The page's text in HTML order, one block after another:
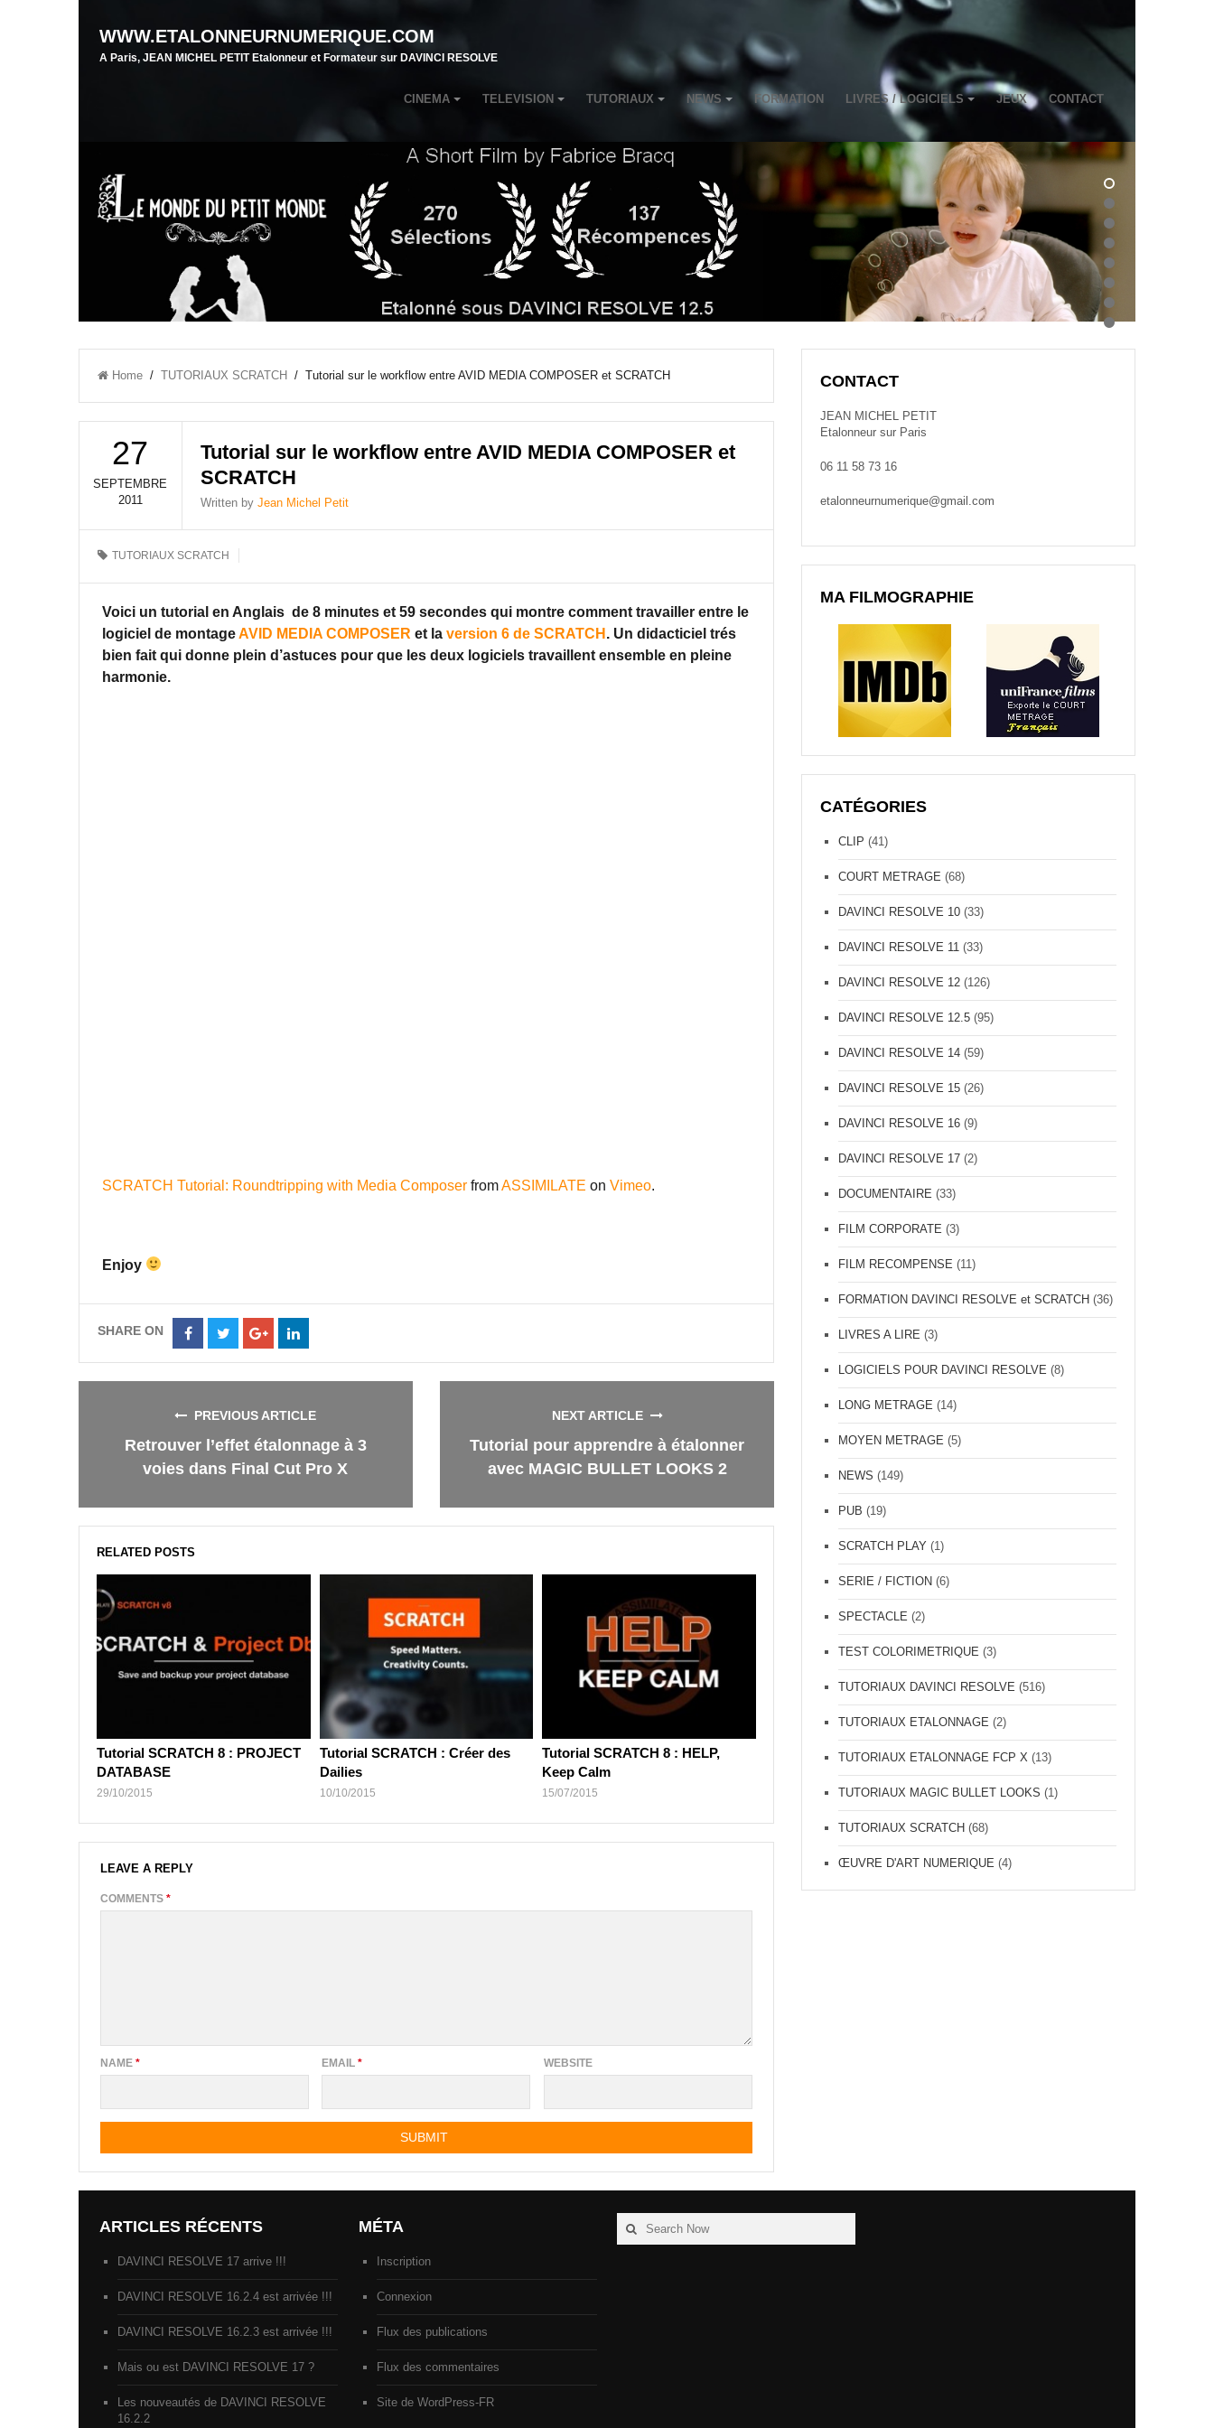
WWW.ETALONNEURNUMERIQUE.COM
A Paris, JEAN MICHEL PETIT Etalonneur et Formateur sur DAVINCI RESOLVE
CINEMA TELEVISION TUTORIAUX NEWS FORMATION LIVRES / LOGICIELS JEUX CONTACT
Home / TUTORIAUX SCRATCH / Tutorial sur le workflow entre AVID MEDIA COMPOSER et SCRATCH
27
SEPTEMBRE
2011
Tutorial sur le workflow entre AVID MEDIA COMPOSER et
SCRATCH
Written by Jean Michel Petit
TUTORIAUX SCRATCH
Voici un tutorial en Anglais de 8 minutes et 59 secondes qui montre comment travailler entre le
logiciel de montageAVID MEDIA COMPOSER et la version 6 de SCRATCH . Un didacticiel trés
bien fait qui donne plein d’astuces pour que les deux logiciels travaillent ensemble en pleine
harmonie.
SCRATCH Tutorial: Roundtripping with Media Composer fromASSIMILATE on Vimeo.
Enjoy
SHARE ON
Share
Facebook
Share
Twitter
Share
Google+LinkedIn
PREVIOUS ARTICLE
Retrouver l’effet étalonnage à 3
voies dans Final Cut Pro X
NEXT ARTICLE
Tutorial pour apprendre à étalonner
avec MAGIC BULLET LOOKS 2
RELATED POSTS
Tutorial SCRATCH 8 : PROJECT
DATABASE
29/10/2015
Tutorial SCRATCH : Créer des
Dailies
10/10/2015
Tutorial SCRATCH 8 : HELP,
Keep Calm
15/07/2015
LEAVE A REPLY
COMMENTS*
NAME* EMAIL* WEBSITE
CONTACT
JEAN MICHEL PETIT
Etalonneur sur Paris
06 11 58 73 16
etalonneurnumerique@gmail.com
MA FILMOGRAPHIE
CATÉGORIES
CLIP (41)
COURT METRAGE (68)
DAVINCI RESOLVE 10 (33)
DAVINCI RESOLVE 11 (33)
DAVINCI RESOLVE 12 (126)
DAVINCI RESOLVE 12.5 (95)
DAVINCI RESOLVE 14 (59)
DAVINCI RESOLVE 15 (26)
DAVINCI RESOLVE 16 (9)
DAVINCI RESOLVE 17 (2)
DOCUMENTAIRE (33)
FILM CORPORATE (3)
FILM RECOMPENSE (11)
FORMATION DAVINCI RESOLVE et SCRATCH (36)
LIVRES A LIRE (3)
LOGICIELS POUR DAVINCI RESOLVE (8)
LONG METRAGE (14)
MOYEN METRAGE (5)
NEWS (149)
PUB (19)
SCRATCH PLAY (1)
SERIE / FICTION (6)
SPECTACLE (2)
TEST COLORIMETRIQUE (3)
TUTORIAUX DAVINCI RESOLVE (516)
TUTORIAUX ETALONNAGE (2)
TUTORIAUX ETALONNAGE FCP X (13)
TUTORIAUX MAGIC BULLET LOOKS (1)
TUTORIAUX SCRATCH (68)
ŒUVRE D'ART NUMERIQUE (4)
ARTICLES RÉCENTS
DAVINCI RESOLVE 17 arrive !!!
DAVINCI RESOLVE 16.2.4 est arrivée !!!
DAVINCI RESOLVE 16.2.3 est arrivée !!!
Mais ou est DAVINCI RESOLVE 17 ?
Les nouveautés de DAVINCI RESOLVE
16.2.2
MÉTA
Inscription
Connexion
Flux des publications
Flux des commentaires
Site de WordPress-FR
for:
Search